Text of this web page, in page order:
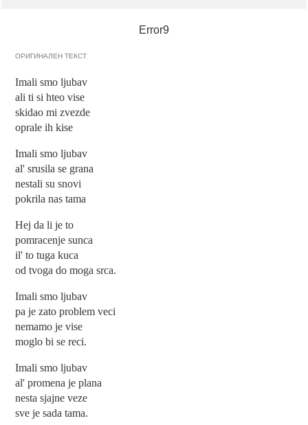
Error9
ОРИГИНАЛЕН ТЕКСТ
Imali smo ljubav
ali ti si hteo vise
skidao mi zvezde
oprale ih kise
Imali smo ljubav
al' srusila se grana
nestali su snovi
pokrila nas tama
Hej da li je to
pomracenje sunca
il' to tuga kuca
od tvoga do moga srca.
Imali smo ljubav
pa je zato problem veci
nemamo je vise
moglo bi se reci.
Imali smo ljubav
al' promena je plana
nesta sjajne veze
sve je sada tama.